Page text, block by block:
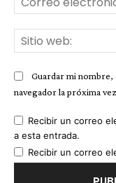
Guardar mi
navegador la próxima
Recibir un correo
a esta entrada.
Recibir un correo